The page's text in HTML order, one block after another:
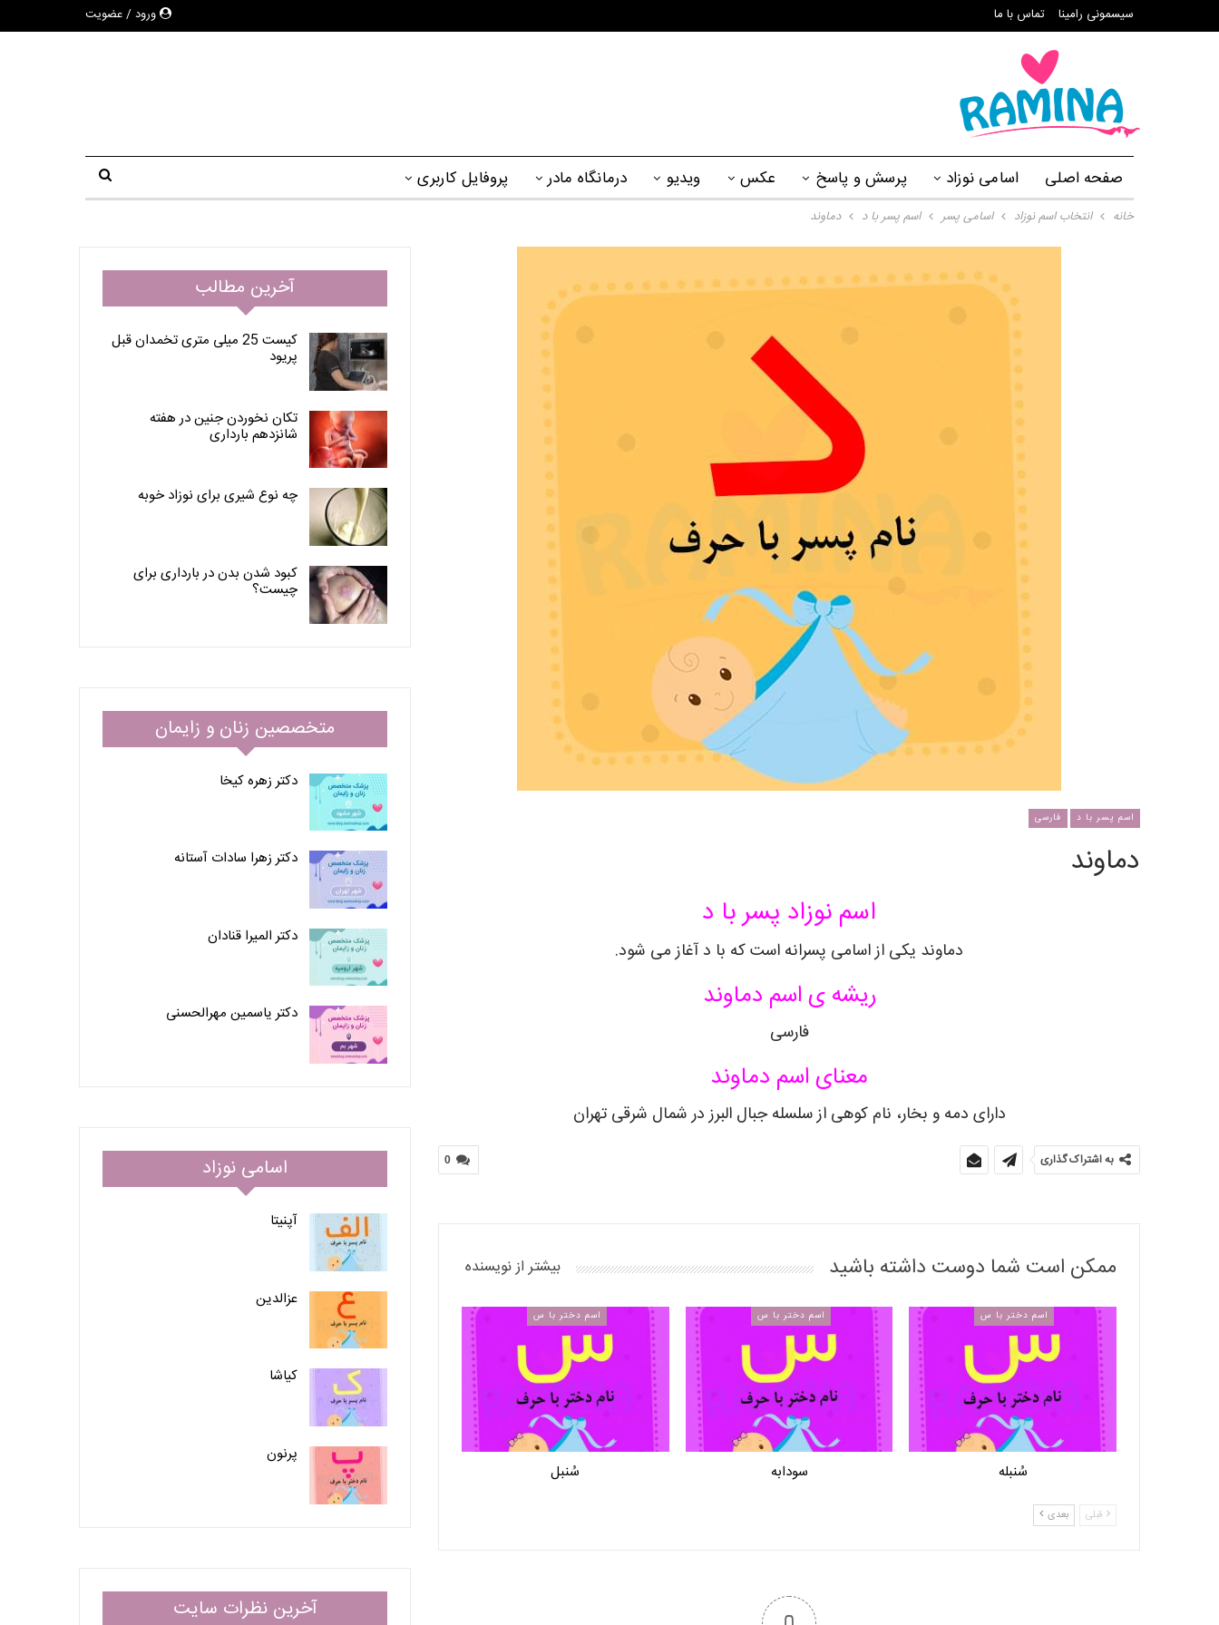
ورود / عضویت سیسمونی رامینا تماس با ما
صفحه اصلی اسامی نوزاد پرسش و پاسخ عکس ویدیو درمانگاه مادر پروفایل کاربری
خانه انتخاب اسم نوزاد اسامی پسر اسم پسر با د دماوند
اسم پسر با د فارسی
دماوند
اسم نوزاد پسر با د
دماوند یکی از اسامی پسرانه است که با د آغاز می شود.
ریشه ی اسم دماوند
فارسی
معنای اسم دماوند
دارای دمه و بخار، نام کوهی از سلسله جبال البرز در شمال شرقی تهران
0 به اشتراک گذاری
ممکن است شما دوست داشته باشید بیشتر از نویسنده
اسم دختر با س
سُنبله
اسم دختر با س
سودابه
اسم دختر با س
سُنبل
قبلی بعدی
آخرین مطالب
کیست 25 میلی متری تخمدان قبل
پریود
تکان نخوردن جنین در هفته
شانزدهم بارداری
چه نوع شیری برای نوزاد خوبه
کبود شدن بدن در بارداری برای
چیست؟
متخصصین زنان و زایمان
دکتر زهره کیخا
دکتر زهرا سادات آستانه
دکتر المیرا قنادان
دکتر یاسمین مهرالحسنی
اسامی نوزاد
آپنیتا
عزالدین
کیاشا
پرنون
آخرین نظرات سایت